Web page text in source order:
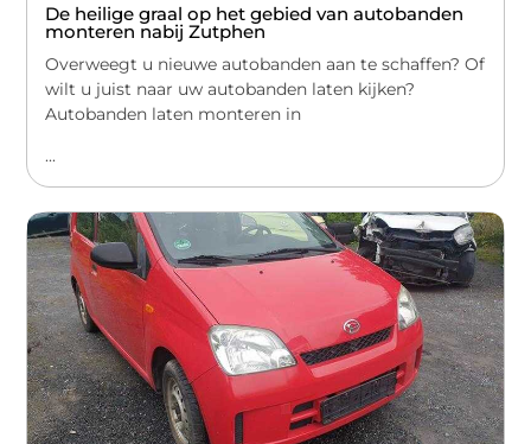
De heilige graal op het gebied van autobanden
monteren nabij Zutphen
Overweegt u nieuwe autobanden aan te schaffen? Of
wilt u juist naar uw autobanden laten kijken?
Autobanden laten monteren in
...